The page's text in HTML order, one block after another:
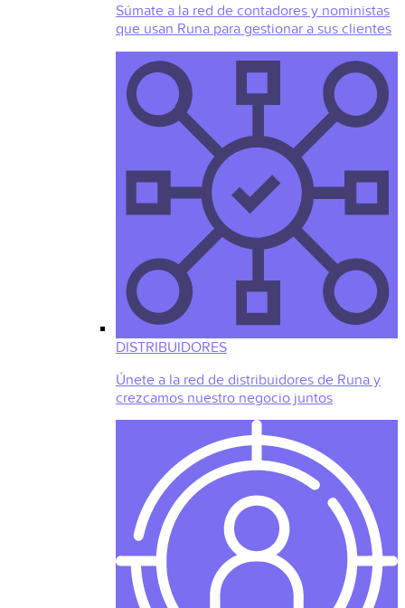
Súmate a la red de contadores y noministas
que usan Runa para gestionar a sus clientes
DISTRIBUIDORES
Únete a la red de distribuidores de Runa y
crezcamos nuestro negocio juntos